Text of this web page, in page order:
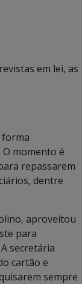
em lei, as
forma
momento é
repassarem
dentre
aproveitou
para
secretária
cartão e
sempre